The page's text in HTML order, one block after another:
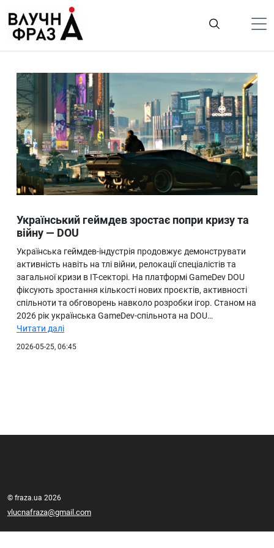
содержимому
Гроші
Життя
Лайфстайл
ТехноНаука
Людина
Ukraine
Про нас
Український геймдев зростає попри кризу та
війну — DOU
Українська геймдев-індустрія продовжує демонструвати
активність навіть на тлі війни, релокації спеціалістів та
загальної кризи в IT-секторі. На платформі GameDev DOU
фіксують зростання кількості нових проєктів, активності
спільноти та обговорень навколо розробки ігор. Станом на
2026 рік українська GameDev-спільнота на DOU…
Читати далі
2026-05-25, 06:45
© fraza.ua 2026
vlucnafraza@gmail.com